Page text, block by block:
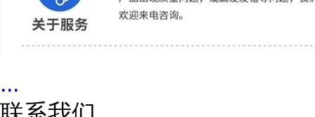
...